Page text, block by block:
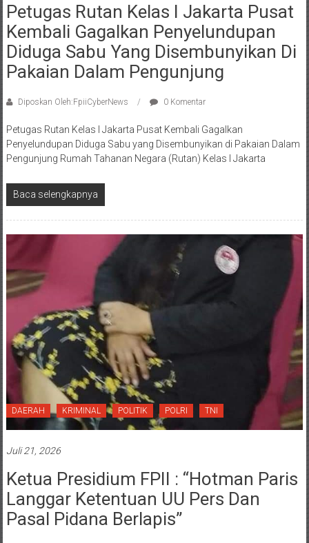
Petugas Rutan Kelas I Jakarta Pusat
Kembali Gagalkan Penyelundupan
Diduga Sabu Yang Disembunyikan Di
Pakaian Dalam Pengunjung
Diposkan Oleh:FpiiCyberNews 0 Komentar
Petugas Rutan Kelas I Jakarta Pusat Kembali Gagalkan
Penyelundupan Diduga Sabu yang Disembunyikan di Pakaian Dalam
Pengunjung Rumah Tahanan Negara (Rutan) Kelas I Jakarta
Baca selengkapnya
DAERAH KRIMINAL POLITIK POLRI TNI
Juli 21, 2026
Ketua Presidium FPII : “Hotman Paris
Langgar Ketentuan UU Pers Dan
Pasal Pidana Berlapis”